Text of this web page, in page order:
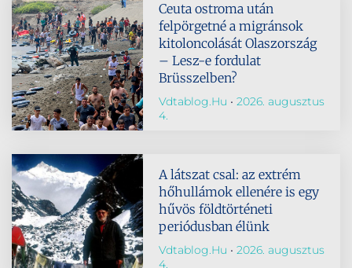
Ceuta ostroma után
felpörgetné a migránsok
kitoloncolását Olaszország
– Lesz-e fordulat
Brüsszelben?
Vdtablog.hu
2026. augusztus
4.
A látszat csal: az extrém
hőhullámok ellenére is egy
hűvös földtörténeti
periódusban élünk
Vdtablog.hu
2026. augusztus
4.